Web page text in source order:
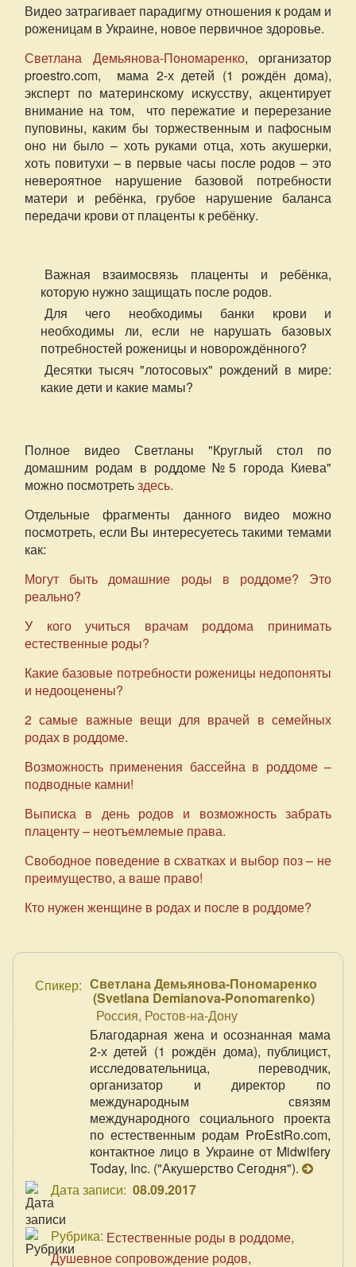
Видео затрагивает парадигму отношения к родам и
роженицам в Украине, новое первичное здоровье.
Светлана Демьянова-Пономаренко, организатор
proestro.com, мама 2-х детей (1 рождён дома),
эксперт по материнскому искусству, акцентирует
внимание на том, что пережатие и перерезание
пуповины, каким бы торжественным и пафосным
оно ни было – хоть руками отца, хоть акушерки,
хоть повитухи – в первые часы после родов – это
невероятное нарушение базовой потребности
матери и ребёнка, грубое нарушение баланса
передачи крови от плаценты к ребёнку.
Важная взаимосвязь плаценты и ребёнка,
которую нужно защищать после родов.
Для чего необходимы банки крови и
необходимы ли, если не нарушать базовых
потребностей роженицы и новорождённого?
Десятки тысяч "лотосовых" рождений в мире:
какие дети и какие мамы?
Полное видео Светланы "Круглый стол по
домашним родам в роддоме №5 города Киева"
можно посмотретьздесь.
Отдельные фрагменты данного видео можно
посмотреть, если Вы интересуетесь такими темами
как:
Могут быть домашние роды в роддоме? Это
реально?
У кого учиться врачам роддома принимать
естественные роды?
Какие базовые потребности роженицы недопоняты
и недооценены?
2 самые важные вещи для врачей в семейных
родах в роддоме.
Возможность применения бассейна в роддоме –
подводные камни!
Выписка в день родов и возможность забрать
плаценту – неотъемлемые права.
Свободное поведение в схватках и выбор поз – не
преимущество, а ваше право!
Кто нужен женщине в родах и после в роддоме?
Спикер: Светлана Демьянова-Пономаренко
(Svetlana Demianova-Ponomarenko)
Россия, Ростов-на-Дону
Благодарная жена и осознанная мама
2-х детей (1 рождён дома), публицист,
исследовательница, переводчик,
организатор и директор по
международным связям
международного социального проекта
по естественным родам ProEstRo.com,
контактное лицо в Украине от Midwifery
Today, Inc. ("Акушерство Сегодня").
Дата записи: 08.09.2017
Рубрика: Естественные роды в роддоме
Душевное сопровождение родов